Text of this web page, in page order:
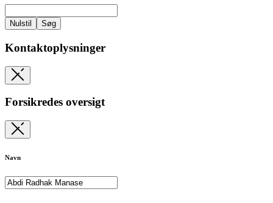
Nulstil Søg
Kontaktoplysninger
Forsikredes oversigt
Navn